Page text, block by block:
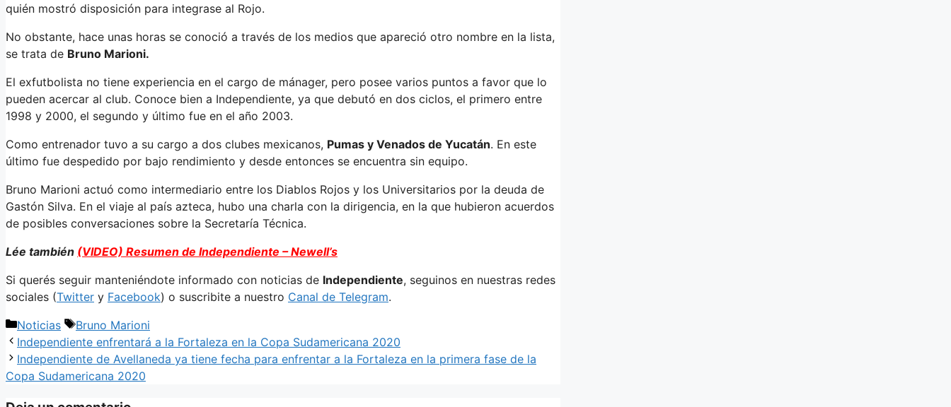
quién mostró disposición para integrase al Rojo.
No obstante, hace unas horas se conoció a través de los medios que apareció otro nombre en la lista,
se trata de Bruno Marioni.
El exfutbolista no tiene experiencia en el cargo de mánager, pero posee varios puntos a favor que lo
pueden acercar al club. Conoce bien a Independiente, ya que debutó en dos ciclos, el primero entre
1998 y 2000, el segundo y último fue en el año 2003.
Como entrenador tuvo a su cargo a dos clubes mexicanos, Pumas y Venados de Yucatán. En este
último fue despedido por bajo rendimiento y desde entonces se encuentra sin equipo.
Bruno Marioni actuó como intermediario entre los Diablos Rojos y los Universitarios por la deuda de
Gastón Silva. En el viaje al país azteca, hubo una charla con la dirigencia, en la que hubieron acuerdos
de posibles conversaciones sobre la Secretaría Técnica.
Lée también (VIDEO) Resumen de Independiente – Newell’s
Si querés seguir manteniéndote informado con noticias de Independiente, seguinos en nuestras redes
sociales (Twitter y Facebook) o suscribite a nuestro Canal de Telegram.
Categorías
Noticias Etiquetas
Bruno Marioni
Independiente enfrentará a la Fortaleza en la Copa Sudamericana 2020
Independiente de Avellaneda ya tiene fecha para enfrentar a la Fortaleza en la primera fase de la
Copa Sudamericana 2020